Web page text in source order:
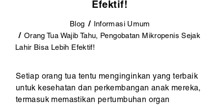
Efektif!
Blog
Informasi Umum
Orang Tua Wajib Tahu, Pengobatan Mikropenis Sejak
Lahir Bisa Lebih Efektif!
Setiap orang tua tentu menginginkan yang terbaik
untuk kesehatan dan perkembangan anak mereka,
termasuk memastikan pertumbuhan organ